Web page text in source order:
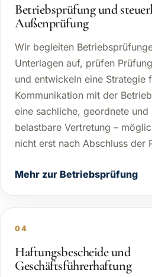
Betriebsprüfung und
Außenprüfung
Wir begleiten
Unterlagen auf, prüfen
und entwickeln eine Strategie
Kommunikation mit der
eine sachliche, geordnete und
belastbare Vertretung –
nicht erst nach Abschluss der
Mehr zur Betriebsprüfung
04
Haftungsbescheide und
Geschäftsführerhaftung